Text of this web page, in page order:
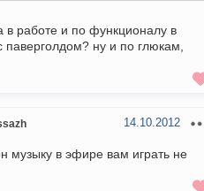
в работе и по функционалу в
ну и по глюкам,
14.10.2012
музыку в эфире вам играть не